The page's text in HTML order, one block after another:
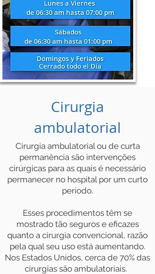
Cirurgia
ambulatorial
Cirurgia ambulatorial ou de curta
permanência são intervenções
cirúrgicas para as quais é necessário
permanecer no hospital por um curto
período.
Esses procedimentos têm se
mostrado tão seguros e eficazes
quanto a cirurgia convencional, razão
pela qual seu uso está aumentando.
Nos Estados Unidos, cerca de 70% das
cirurgias são ambulatoriais.